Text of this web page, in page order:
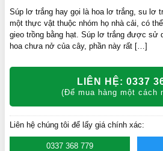
Súp lơ trắng hay gọi là hoa lơ trắng, su lơ
một thực vật thuộc nhóm họ nhà cải, có
gieo trồng bằng hạt. Súp lơ trắng được sử
hoa chưa nở của cây, phần này rất […]
LIÊN HỆ: 0337
(Để mua hàng một cách
Liên hệ chúng tôi để lấy giá chính xác:
0337 368 779